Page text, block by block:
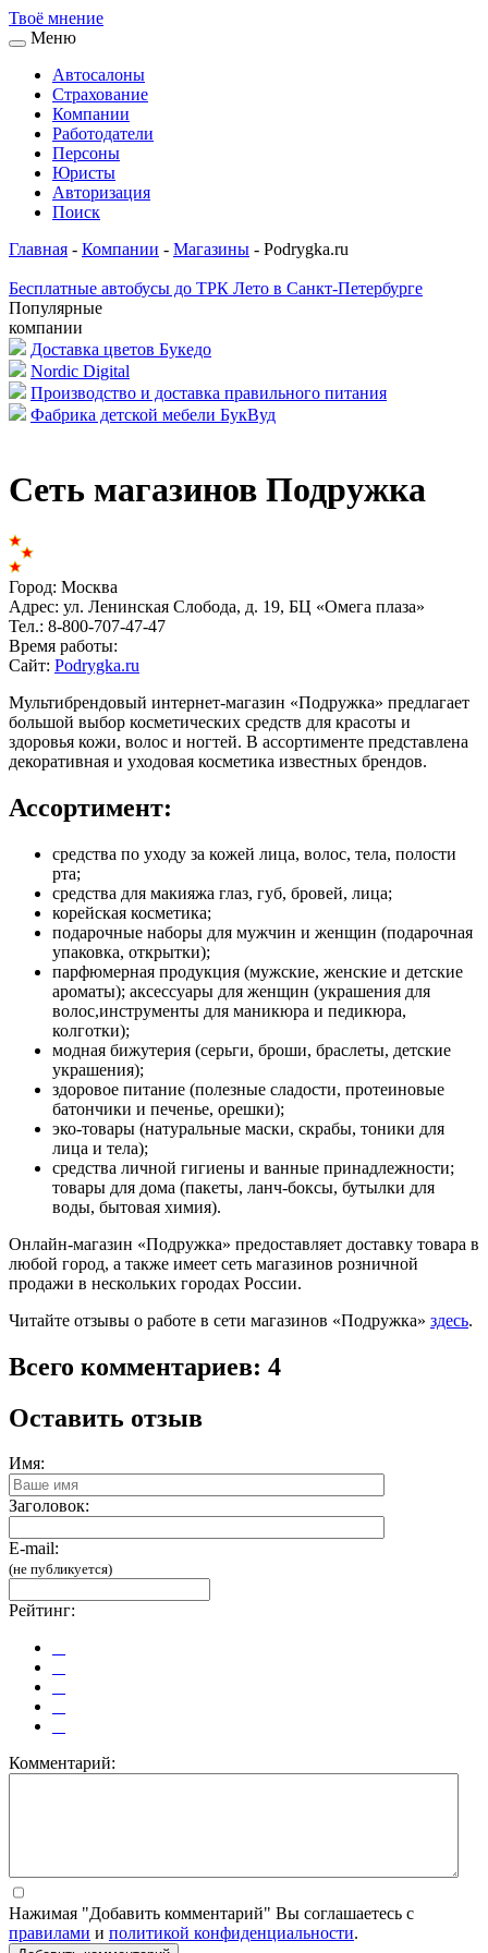
Твоё мнение
Меню
Автосалоны
Страхование
Компании
Работодатели
Персоны
Юристы
Авторизация
Поиск
Главная - Компании - Магазины - Podrygka.ru
Бесплатные автобусы до ТРК Лето в Санкт-Петербурге
Популярные
компании
Доставка цветов Букедо
Nordic Digital
Производство и доставка правильного питания
Фабрика детской мебели БукВуд
Сеть магазинов Подружка
Город: Москва
Адрес: ул. Ленинская Слобода, д. 19, БЦ «Омега плаза»
Тел.: 8-800-707-47-47
Время работы:
Сайт: Podrygka.ru
Мультибрендовый интернет-магазин «Подружка» предлагает
большой выбор косметических средств для красоты и
здоровья кожи, волос и ногтей. В ассортименте представлена
декоративная и уходовая косметика известных брендов.
Ассортимент:
средства по уходу за кожей лица, волос, тела, полости
рта;
средства для макияжа глаз, губ, бровей, лица;
корейская косметика;
подарочные наборы для мужчин и женщин (подарочная
упаковка, открытки);
парфюмерная продукция (мужские, женские и детские
ароматы); аксессуары для женщин (украшения для
волос,инструменты для маникюра и педикюра,
колготки);
модная бижутерия (серьги, броши, браслеты, детские
украшения);
здоровое питание (полезные сладости, протеиновые
батончики и печенье, орешки);
эко-товары (натуральные маски, скрабы, тоники для
лица и тела);
средства личной гигиены и ванные принадлежности;
товары для дома (пакеты, ланч-боксы, бутылки для
воды, бытовая химия).
Онлайн-магазин «Подружка» предоставляет доставку товара в
любой город, а также имеет сеть магазинов розничной
продажи в нескольких городах России.
Читайте отзывы о работе в сети магазинов «Подружка» здесь.
Всего комментариев: 4
Оставить отзыв
Имя:
Заголовок:
E-mail:
(не публикуется)
Рейтинг:
Комментарий:
Нажимая "Добавить комментарий" Вы соглашаетесь с
правилами и политикой конфиденциальности.